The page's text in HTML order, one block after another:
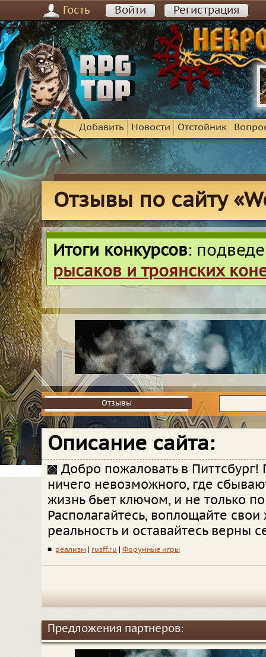
Гость Войти Регистрация
Добавить Новости Отстойник
Отзывы по сайту
Итоги конкурсов:
рысаков и троянских
Отзывы
Отзывы
Описание сайта:
Добро пожаловать в Питтсбург!
ничего невозможного, где
жизнь бьет ключом, и не только
Располагайтесь, воплощайте
реальность и оставайтесь верны
■ реализм rusff.ru Форумные игры
Предложения партнеров: